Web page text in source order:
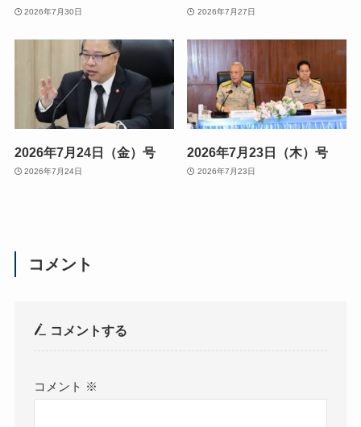
2026年7月30日 2026年7月27日
2026年7月24日（金）号
2026年7月24日
2026年7月23日（木）号
2026年7月23日
コメント
コメントする
コメント ※